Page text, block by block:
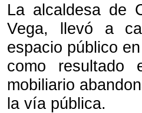
La alcaldesa de
Vega, llevó a
espacio público
como resultado
mobiliario
la vía pública.